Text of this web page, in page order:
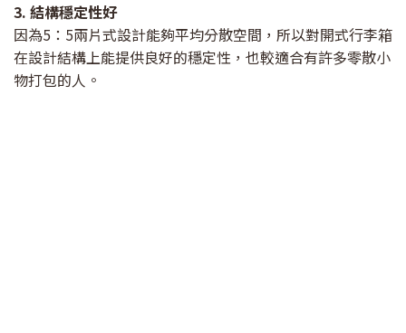
3. 結構穩定性好
因為5：5兩片式設計能夠平均分散空間，所以對開式行李箱
在設計結構上能提供良好的穩定性，也較適合有許多零散小
物打包的人。